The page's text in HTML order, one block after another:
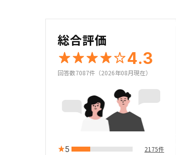
総合評価
4.3
回答数7087件（2026年08月現在）
5 2175件